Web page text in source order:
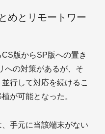
めとリモートワー
版からSP版への置き
への対策があるが、そ
行して対応を続けるこ
が可能となった。
手元に当該端末がない